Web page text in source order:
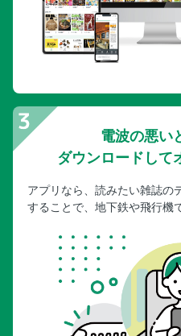
電波の悪い
ダウンロードして
アプリなら、読みたい雑誌の
することで、地下鉄や飛行機